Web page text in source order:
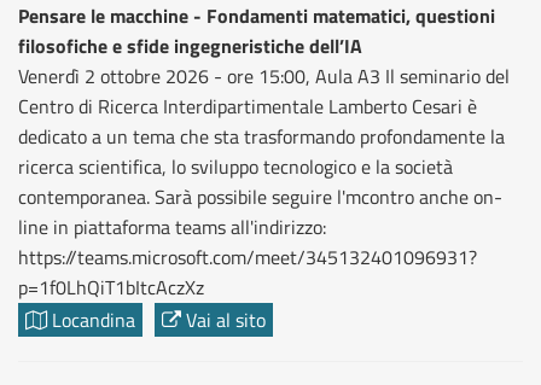
Pensare le macchine - Fondamenti matematici, questioni
filosofiche e sfide ingegneristiche dell’IA
Venerdì 2 ottobre 2026 - ore 15:00, Aula A3 Il seminario del
Centro di Ricerca Interdipartimentale Lamberto Cesari è
dedicato a un tema che sta trasformando profondamente la
ricerca scientifica, lo sviluppo tecnologico e la società
contemporanea. Sarà possibile seguire l'mcontro anche on-
line in piattaforma teams all'indirizzo:
https://teams.microsoft.com/meet/345132401096931?
p=1f0LhQiT1bItcAczXz
Locandina
Vai al sito